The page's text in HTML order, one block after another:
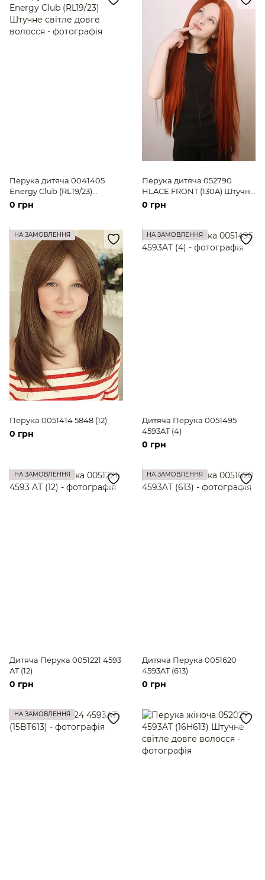
Перука дитяча 0041405
Energy Club (RL19/23)
Штучне світле довге
волосся
0 грн
Перука дитяча 052790
HLACE FRONT (130A) Штучне
руде довге волосся
0 грн
НА ЗАМОВЛЕННЯ
Перука 0051414 5848 (12)
0 грн
НА ЗАМОВЛЕННЯ
Дитяча Перука 0051495
4593AT (4)
0 грн
НА ЗАМОВЛЕННЯ
Дитяча Перука 0051221 4593
AT (12)
0 грн
НА ЗАМОВЛЕННЯ
Дитяча Перука 0051620
4593AT (613)
0 грн
НА ЗАМОВЛЕННЯ